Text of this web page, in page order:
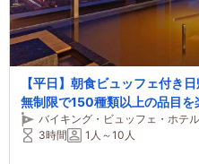
【平日】朝食ビュッフェ付き
無制限で150種類以上の品目
バイキング・ビュッフェ・ホテ
3時間
1人～10人